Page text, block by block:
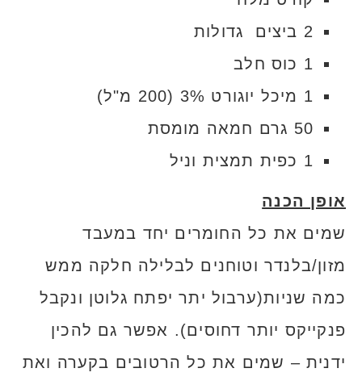
2 ביצים גדולות
1 כוס חלב
1 מיכל יוגורט 3% (200 מ"ל)
50 גרם חמאה מומסת
1 כפית תמצית וניל
אופן הכנה
שמים את כל החומרים יחד במעבד
מזון/בלנדר וטוחנים לבלילה חלקה ממש
כמה שניות(ערבול יתר יפתח גלוטן ונקבל
פנקייקס יותר דחוסים). אפשר גם להכין
ידנית – שמים את כל הרטובים בקערה ואת